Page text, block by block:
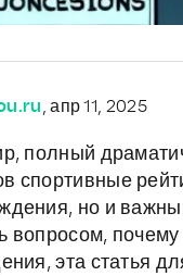
, апр 11, 2025
полный
спортивные
но и
вопросом,
эта статья